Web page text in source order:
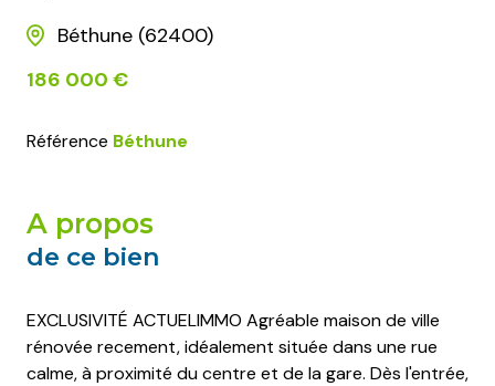
Béthune (62400)
186 000 €
Référence Béthune
a propos
de ce bien
EXCLUSIVITÉ ACTUELIMMO Agréable maison de ville
rénovée recement, idéalement située dans une rue
calme, à proximité du centre et de la gare. Dès l'entrée,